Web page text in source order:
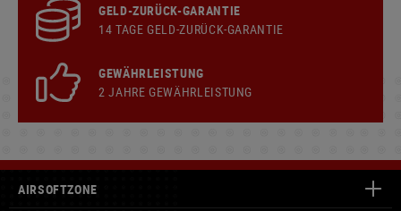
GELD-ZURÜCK-GARANTIE
14 TAGE GELD-ZURÜCK-GARANTIE
GEWÄHRLEISTUNG
2 JAHRE GEWÄHRLEISTUNG
AIRSOFTZONE